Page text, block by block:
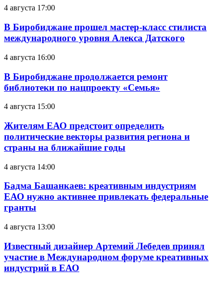
4 августа 17:00
В Биробиджане прошел мастер-класс стилиста
международного уровня Алекса Датского
4 августа 16:00
В Биробиджане продолжается ремонт
библиотеки по нацпроекту «Семья»
4 августа 15:00
Жителям ЕАО предстоит определить
политические векторы развития региона и
страны на ближайшие годы
4 августа 14:00
Бадма Башанкаев: креативным индустриям
ЕАО нужно активнее привлекать федеральные
гранты
4 августа 13:00
Известный дизайнер Артемий Лебедев принял
участие в Международном форуме креативных
индустрий в ЕАО